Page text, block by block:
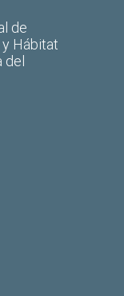
de
Hábitat
del